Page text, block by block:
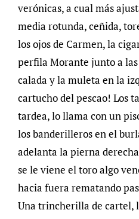
verónicas, a cual más
media rotunda, ceñida,
los ojos de Carmen, la
perfila Morante junto a
calada y la muleta en la
cartucho del pescao! Los
tardea, lo llama con un
los banderilleros en el
adelanta la pierna
se le viene el toro algo
hacia fuera rematando
Una trincherilla de cartel,